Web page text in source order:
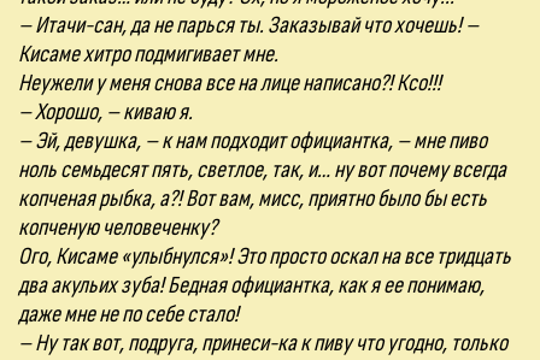
– Итачи-сан, да не парься ты. Заказывай что хочешь! –
Кисаме хитро подмигивает мне.
Неужели у меня снова все на лице написано?! Ксо!!!
– Хорошо, – киваю я.
– Эй, девушка, – к нам подходит официантка, – мне пиво
ноль семьдесят пять, светлое, так, и… ну вот почему всегда
копченая рыбка, а?! Вот вам, мисс, приятно было бы есть
копченую человеченку?
Ого, Кисаме «улыбнулся»! Это просто оскал на все тридцать
два акульих зуба! Бедная официантка, как я ее понимаю,
даже мне не по себе стало!
– Ну так вот, подруга, принеси-ка к пиву что угодно, только